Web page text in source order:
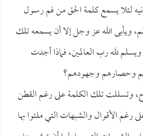
لئلا يسمع كلمة الحق من فم رسول
ويأبى الله عز وجل إلا أن يسمعه تلك
ويسلم لله رب العالمين، فماذا أجدت
وحصارهم وجهودهم؟
وتسللت تلك الكلمة على رغم القطن
رغم الأقوال والشبهات التي ملئوا بها